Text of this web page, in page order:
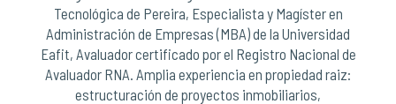
Tecnológica de Pereira, Especialista y Magíster en
Administración de Empresas (MBA) de la Universidad
Eafit, Avaluador certificado por el Registro Nacional de
Avaluador RNA. Amplia experiencia en propiedad raiz:
estructuración de proyectos inmobiliarios,